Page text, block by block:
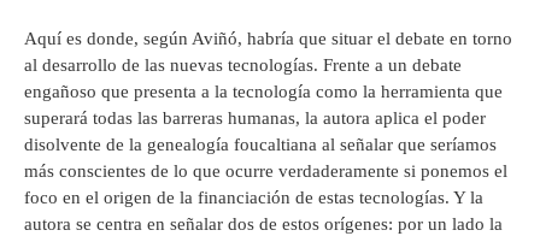
Aquí es donde, según Aviñó, habría que situar el debate en torno
al desarrollo de las nuevas tecnologías. Frente a un debate
engañoso que presenta a la tecnología como la herramienta que
superará todas las barreras humanas, la autora aplica el poder
disolvente de la genealogía foucaltiana al señalar que seríamos
más conscientes de lo que ocurre verdaderamente si ponemos el
foco en el origen de la financiación de estas tecnologías. Y la
autora se centra en señalar dos de estos orígenes: por un lado la